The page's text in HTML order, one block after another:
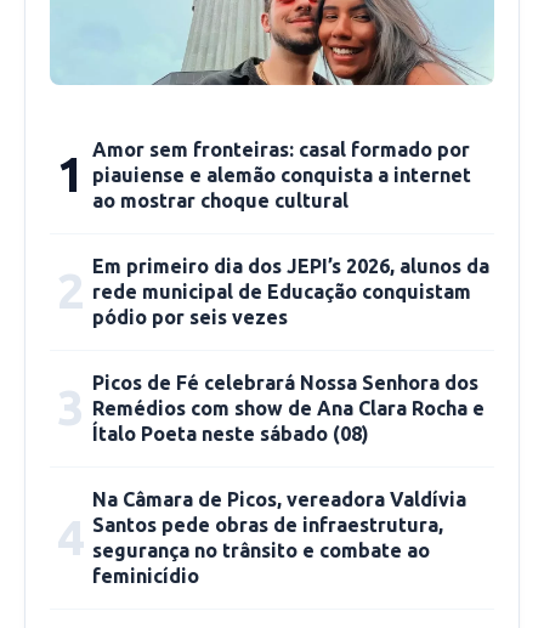
1
Amor sem fronteiras: casal formado por
piauiense e alemão conquista a internet
ao mostrar choque cultural
2 Em primeiro dia dos JEPI’s 2026, alunos da
rede municipal de Educação conquistam
pódio por seis vezes
3 Picos de Fé celebrará Nossa Senhora dos
Remédios com show de Ana Clara Rocha e
Ítalo Poeta neste sábado (08)
4
Na Câmara de Picos, vereadora Valdívia
Santos pede obras de infraestrutura,
segurança no trânsito e combate ao
feminicídio